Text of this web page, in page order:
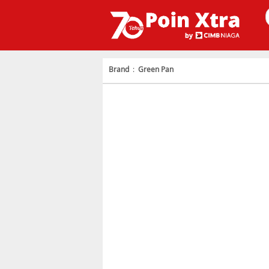
Brand : Green Pan